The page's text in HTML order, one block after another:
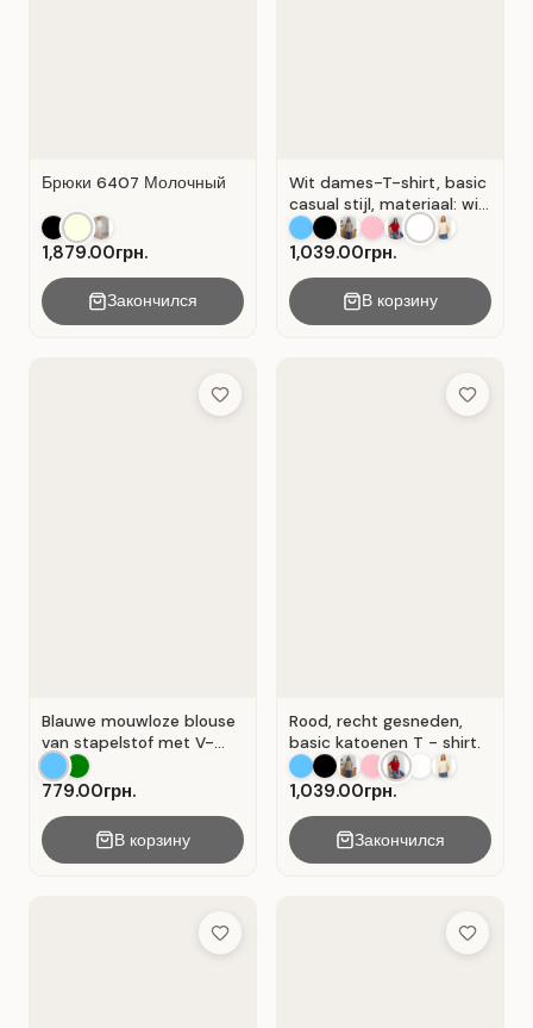
Брюки 6407 Молочный
1,879.00грн.
Закончился
Wit dames-T-shirt, basic
casual stijl, materiaal: wit
Wit.
1,039.00грн.
В корзину
Add to Wish List
Blauwe mouwloze blouse
van stapelstof met V-
hals. Blauw.
779.00грн.
В корзину
Add to
Rood, recht gesneden,
basic katoenen T - shirt.
1,039.00грн.
Закончился
Add to Wish List Add to